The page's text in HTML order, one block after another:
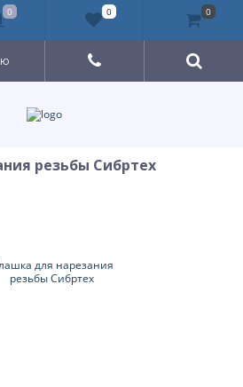
резьбы Сибртех
0 0 0